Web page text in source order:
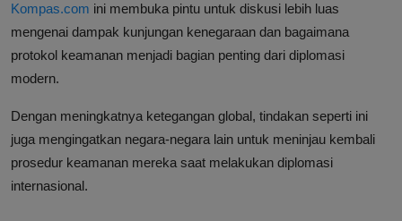
Kompas.com ini membuka pintu untuk diskusi lebih luas
mengenai dampak kunjungan kenegaraan dan bagaimana
protokol keamanan menjadi bagian penting dari diplomasi
modern.
Dengan meningkatnya ketegangan global, tindakan seperti ini
juga mengingatkan negara-negara lain untuk meninjau kembali
prosedur keamanan mereka saat melakukan diplomasi
internasional.